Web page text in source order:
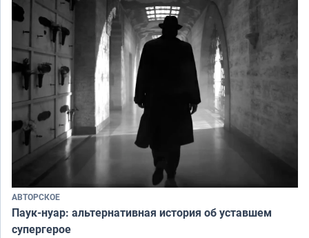
АВТОРСКОЕ
Паук-нуар: альтернативная история об уставшем
супергерое